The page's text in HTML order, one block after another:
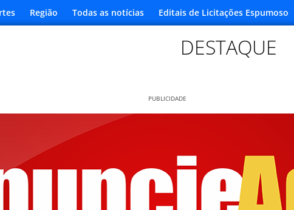
Região Todas as notícias Editais de Licitações Espumoso
DESTAQUE
PUBLICIDADE